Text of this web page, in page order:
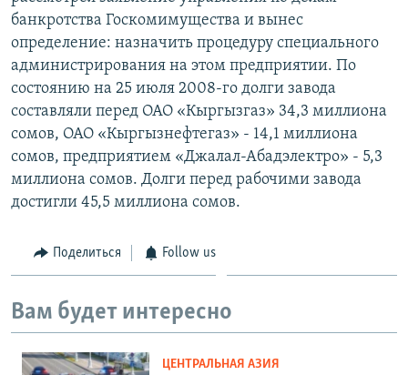
банкротства Госкомимущества и вынес
определение: назначить процедуру специального
администрирования на этом предприятии. По
состоянию на 25 июля 2008-го долги завода
составляли перед ОАО «Кыргызгаз» 34,3 миллиона
сомов, ОАО «Кыргызнефтегаз» - 14,1 миллиона
сомов, предприятием «Джалал-Абадэлектро» - 5,3
миллиона сомов. Долги перед рабочими завода
достигли 45,5 миллиона сомов.
Поделиться Follow us
Вам будет интересно
ЦЕНТРАЛЬНАЯ АЗИЯ